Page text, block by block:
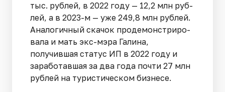
тыс. рублей, в 2022 году — 12,2 млн руб­
лей, а в 2023-м — уже 249,8 млн рублей.
Аналогичный скачок продемонстриро­
вала и мать экс-мэра Галина,
получившая статус ИП в 2022 году и
заработавшая за два года почти 27 млн
рублей на туристическом бизнесе.